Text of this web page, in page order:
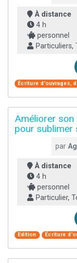
À distance
4 h
personnel
Particuliers,
Écriture d'ouvrages,
Améliorer
pour sublimer
par
À distance
4 h
personnel
Particulier,
Edition Écriture